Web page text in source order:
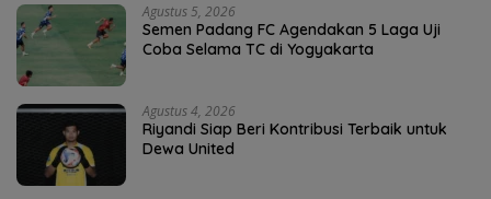
Agustus 5, 2026
Semen Padang FC Agendakan 5 Laga Uji
Coba Selama TC di Yogyakarta
Agustus 4, 2026
Riyandi Siap Beri Kontribusi Terbaik untuk
Dewa United